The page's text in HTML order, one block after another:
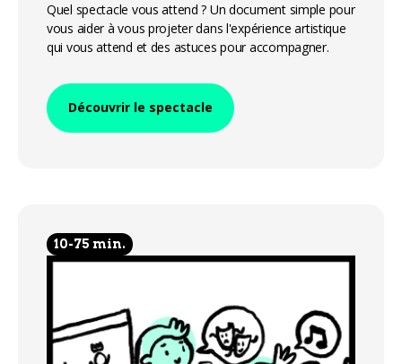
Quel spectacle vous attend ? Un document simple pour
vous aider à vous projeter dans l'expérience artistique
qui vous attend et des astuces pour accompagner.
Découvrir le spectacle
10-75 min.